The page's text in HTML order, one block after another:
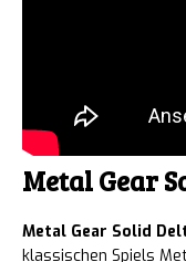
Metal Gear
Metal Gear Solid
klassischen Spiels